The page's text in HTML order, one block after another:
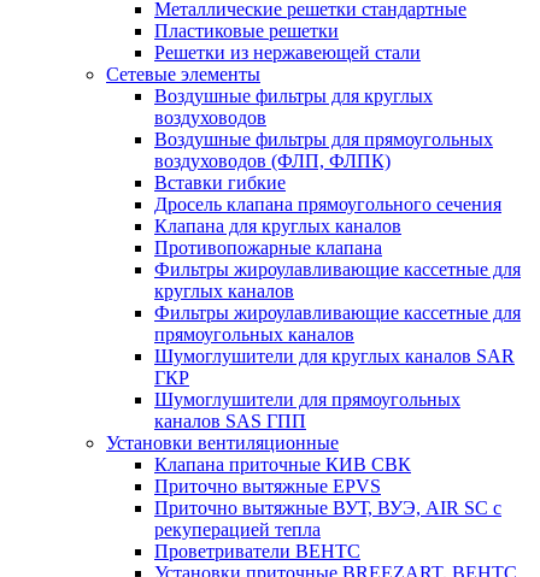
Металлические решетки стандартные
Пластиковые решетки
Решетки из нержавеющей стали
Сетевые элементы
Воздушные фильтры для круглых
воздуховодов
Воздушные фильтры для прямоугольных
воздуховодов (ФЛП, ФЛПК)
Вставки гибкие
Дросель клапана прямоугольного сечения
Клапана для круглых каналов
Противопожарные клапана
Фильтры жироулавливающие кассетные для
круглых каналов
Фильтры жироулавливающие кассетные для
прямоугольных каналов
Шумоглушители для круглых каналов SAR
ГКР
Шумоглушители для прямоугольных
каналов SAS ГПП
Установки вентиляционные
Клапана приточные КИВ СВК
Приточно вытяжные EPVS
Приточно вытяжные ВУТ, ВУЭ, AIR SC с
рекуперацией тепла
Проветриватели ВЕНТС
Установки приточные BREEZART, ВЕНТС